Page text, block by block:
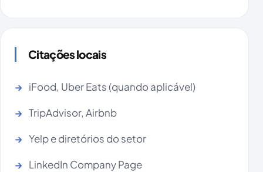
Citações locais
iFood, Uber Eats (quando aplicável)
TripAdvisor, Airbnb
Yelp e diretórios do setor
LinkedIn Company Page